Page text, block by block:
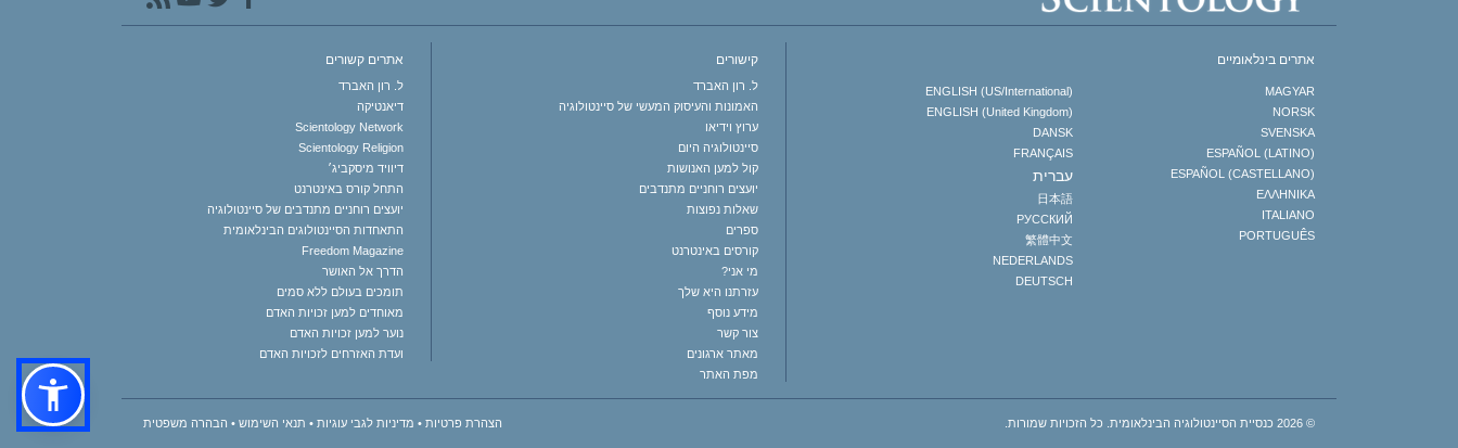
אתרים בינלאומיים
ENGLISH (US/International)
ENGLISH (United Kingdom)
DANSK
FRANÇAIS
עברית
日本語
РУССКИЙ
繁體中文
NEDERLANDS
DEUTSCH
MAGYAR
NORSK
SVENSKA
ESPAÑOL (LATINO)
ESPAÑOL (CASTELLANO)
ΕΛΛΗΝΙΚA
ITALIANO
PORTUGUÊS
קישורים
ל. רון האברד
האמונות והעיסוק המעשי של סיינטולוגיה
ערוץ וידיאו
סיינטולוגיה היום
קול למען האנושות
יועצים רוחניים מתנדבים
שאלות נפוצות
ספרים
קורסים באינטרנט
מי אני?
עזרתנו היא שלך
מידע נוסף
צור קשר
מאתר ארגונים
מפת האתר
אתרים קשורים
ל. רון האברד
דיאנטיקה
Scientology Network
Scientology Religion
דיוויד מיסקביג׳
התחל קורס באינטרנט
יועצים רוחניים מתנדבים של סיינטולוגיה
התאחדות הסיינטולוגים הבינלאומית
Freedom Magazine
הדרך אל האושר
תומכים בעולם ללא סמים
מאוחדים למען זכויות האדם
נוער למען זכויות האדם
ועדת האזרחים לזכויות האדם
© 2026 כנסיית הסיינטולוגיה הבינלאומית. כל הזכויות שמורות. הצהרת פרטיות • מדיניות לגבי עוגיות • תנאי השימוש • הבהרה משפטית